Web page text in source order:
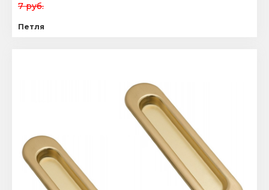
7 руб.
Петля